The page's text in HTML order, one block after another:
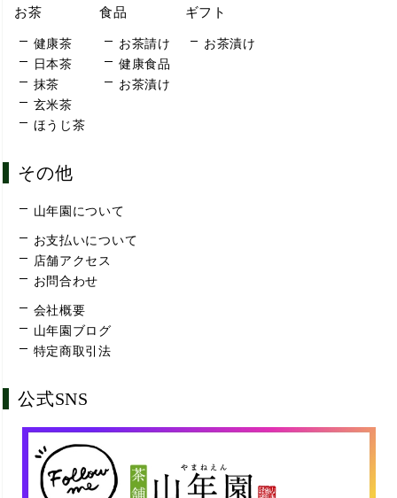
お茶
健康茶
日本茶
抹茶
玄米茶
ほうじ茶
食品
お茶請け
健康食品
お茶漬け
ギフト
お茶漬け
その他
山年園について
お支払いについて
店舗アクセス
お問合わせ
会社概要
山年園ブログ
特定商取引法
公式SNS